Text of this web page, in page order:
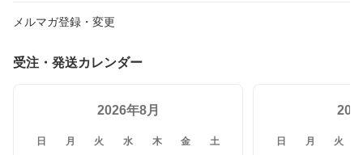
メルマガ登録・変更
受注・発送カレンダー
2026年8月
日 月 火 水 木 金 土 日 月 火